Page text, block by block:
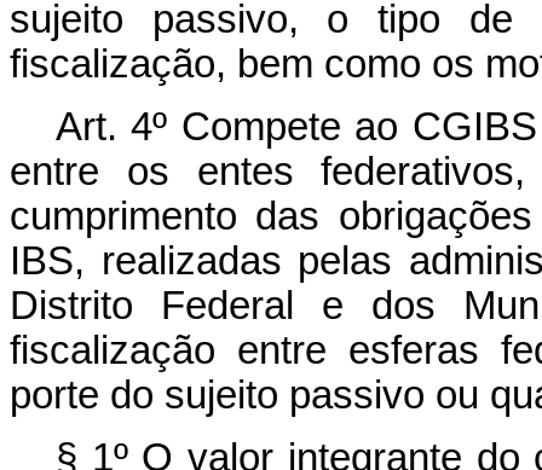
sujeito passivo, o tipo de
fiscalização, bem como os
Art. 4º Compete ao
entre os entes
cumprimento das
IBS, realizadas pelas
Distrito Federal e dos
fiscalização entre esferas
porte do sujeito passivo ou
§ 1º O valor integrante